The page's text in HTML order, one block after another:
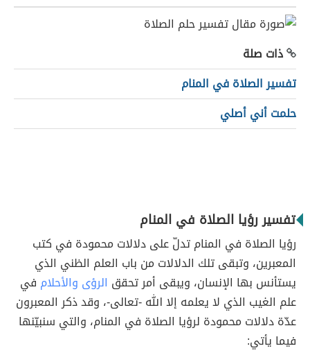
ذات صلة
تفسير الصلاة في المنام
حلمت أني أصلي
تفسير رؤيا الصلاة في المنام
رؤيا الصلاة في المنام تدلّ على دلالات محمودة في كتب
المعبرين، وتبقى تلك الدلالات من باب العلم الظني الذي
يستأنس بها الإنسان، ويبقى أمر تحقق الرؤى والأحلام في
علم الغيب الذي لا يعلمه إلا الله -تعالى-، وقد ذكر المعبرون
عدّة دلالات محمودة لرؤيا الصلاة في المنام، والتي سنبيّنها
فيما يأتي: